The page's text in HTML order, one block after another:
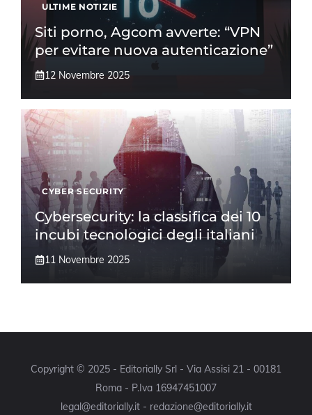
ULTIME NOTIZIE
Siti porno, Agcom avverte: “VPN
per evitare nuova autenticazione”
12 Novembre 2025
CYBER SECURITY
Cybersecurity: la classifica dei 10
incubi tecnologici degli italiani
11 Novembre 2025
Copyright © 2025 - Editorially Srl - Via Assisi 21 - 00181
Roma - P.Iva 16947451007
legal@editorially.it - redazione@editorially.it